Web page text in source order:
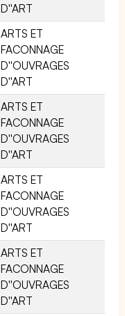
D''ART
ARTS ET
FACONNAGE
D''OUVRAGES
D''ART
ARTS ET
FACONNAGE
D''OUVRAGES
D''ART
ARTS ET
FACONNAGE
D''OUVRAGES
D''ART
ARTS ET
FACONNAGE
D''OUVRAGES
D''ART